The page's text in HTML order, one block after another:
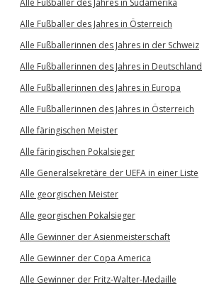
Alle Fußballer des Jahres in Südamerika
Alle Fußballer des Jahres in Österreich
Alle Fußballerinnen des Jahres in der Schweiz
Alle Fußballerinnen des Jahres in Deutschland
Alle Fußballerinnen des Jahres in Europa
Alle Fußballerinnen des Jahres in Österreich
Alle färingischen Meister
Alle färingischen Pokalsieger
Alle Generalsekretäre der UEFA in einer Liste
Alle georgischen Meister
Alle georgischen Pokalsieger
Alle Gewinner der Asienmeisterschaft
Alle Gewinner der Copa America
Alle Gewinner der Fritz-Walter-Medaille